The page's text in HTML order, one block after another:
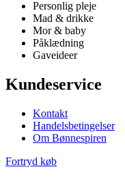
Personlig pleje
Mad & drikke
Mor & baby
Påklædning
Gaveideer
Kundeservice
Kontakt
Handelsbetingelser
Om Bønnespiren
Fortryd køb